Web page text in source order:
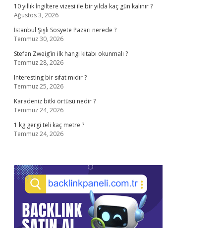
10 yıllık İngiltere vizesi ile bir yılda kaç gün kalınır ?
Ağustos 3, 2026
İstanbul Şişli Sosyete Pazarı nerede ?
Temmuz 30, 2026
Stefan Zweig’in ilk hangi kitabı okunmalı ?
Temmuz 28, 2026
Interesting bir sıfat mıdır ?
Temmuz 25, 2026
Karadeniz bitki örtüsü nedir ?
Temmuz 24, 2026
1 kg gergi teli kaç metre ?
Temmuz 24, 2026